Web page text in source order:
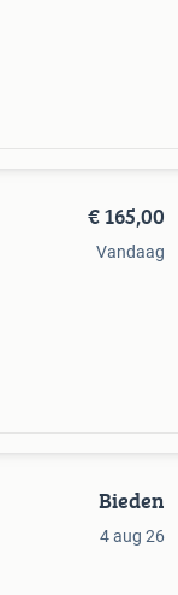
€ 165,00
Vandaag
Bieden
4 aug 26